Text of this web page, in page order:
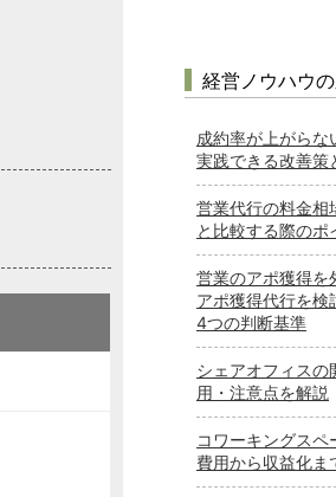
経営ノウハウ
成約率が上がら
実践できる改善策
営業代行の料金相
と比較する際のポ
営業のアポ獲得を
アポ獲得代行を検
4つの判断基準
シェアオフィスの
用・注意点を解説
コワーキングス
費用から収益化ま